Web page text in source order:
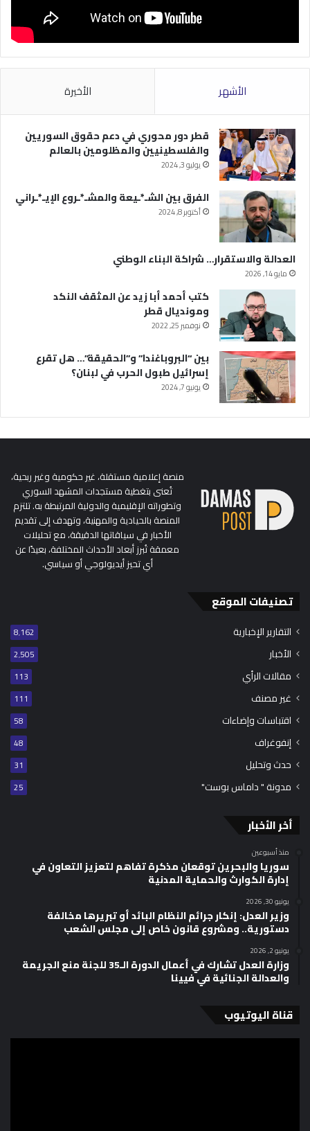
الأشهر الأخيرة
قطر دور محوري في دعم حقوق السوريين
والفلسطينيين والمظلومين بالعالم
يوليو 3, 2024
الفرق بين الشـ*ـيعة والمشـ*ـروع الإيـ*ـراني
أكتوبر 8, 2024
العدالة والاستقرار… شراكة البناء الوطني
مايو 14, 2026
كتب أحمد أبا زيد عن المثقف النكد
ومونديال قطر
نوفمبر 25, 2022
بين “البروباغندا” و”الحقيقة”… هل تقرع
إسرائيل طبول الحرب في لبنان؟
يونيو 7, 2024
منصة إعلامية مستقلة، غير حكومية وغير ربحية،
تُعنى بتغطية مستجدات المشهد السوري
وتطوراته الإقليمية والدولية المرتبطة به. تلتزم
المنصة بالحيادية والمهنية، وتهدف إلى تقديم
الأخبار في سياقاتها الدقيقة، مع تحليلات
معمقة تُبرز أبعاد الأحداث المختلفة، بعيدًا عن
أي تحيز أيديولوجي أو سياسي.
تصنيفات الموقع
التقارير الإخبارية 8٬162
الأخبار 2٬505
مقالات الرأي 113
غير مصنف 111
اقتباسات وإضاءات 58
إنفوغراف 48
حدث وتحليل 31
مدونة " داماس بوست" 25
أخر الأخبار
منذ أسبوعين
سوريا والبحرين توقعان مذكرة تفاهم لتعزيز التعاون في
إدارة الكوارث والحماية المدنية
يونيو 30, 2026
وزير العدل: إنكار جرائم النظام البائد أو تبريرها مخالفة
دستورية.. ومشروع قانون خاص إلى مجلس الشعب
يونيو 2, 2026
وزارة العدل تشارك في أعمال الدورة الـ35 للجنة منع الجريمة
والعدالة الجنائية في فيينا
قناة اليوتيوب